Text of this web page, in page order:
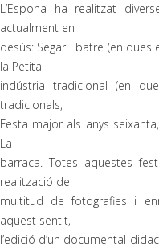
L’Espona ha realitzat
actualment en
desús: Segar i batre (en dues
la Petita
indústria tradicional (en
tradicionals,
Festa major als anys
La
barraca. Totes aquestes
realització de
multitud de fotografies i
aquest sentit,
l’edició d’un documental